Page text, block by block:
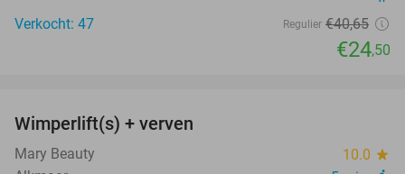
Verkocht: 47 Regulier €40,65
€24,50
Wimperlift(s) + verven
Mary Beauty 10.0 star